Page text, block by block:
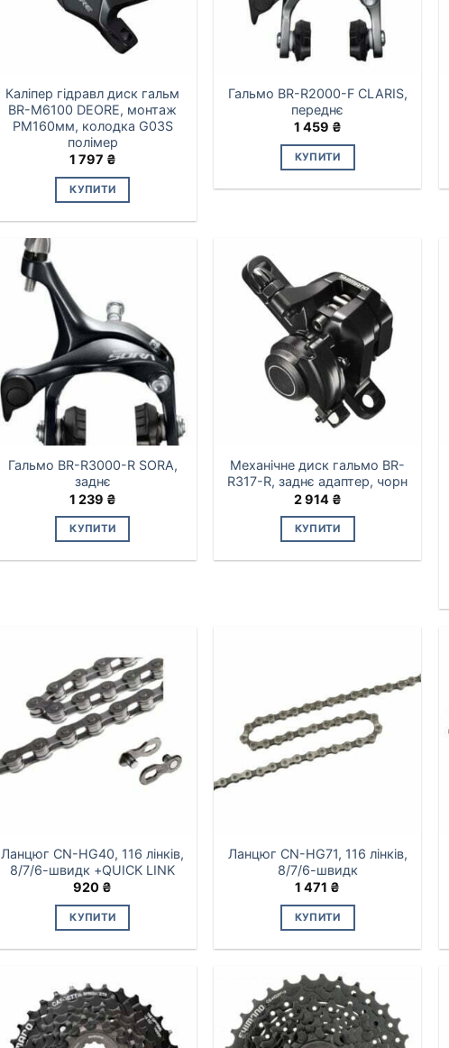
Каліпер гідравл диск гальм
BR-M6100 DEORE, монтаж
РМ160мм, колодка G03S
полімер
1 797 ₴
КУПИТИ
Гальмо BR-R2000-F CLARIS,
переднє
1 459 ₴
КУПИТИ
Гальмо BR-R3000-R SORA,
заднє
1 239 ₴
КУПИТИ
Механічне диск гальмо BR-
R317-R, заднє адаптер, чорн
2 914 ₴
КУПИТИ
Ланцюг CN-HG40, 116 лінків,
8/7/6-швидк +QUICK LINK
920 ₴
КУПИТИ
Ланцюг CN-HG71, 116 лінків,
8/7/6-швидк
1 471 ₴
КУПИТИ